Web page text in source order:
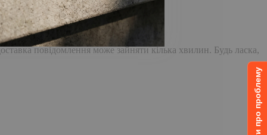
повідомлення може зайняти кілька хвилин. Будь ласка,